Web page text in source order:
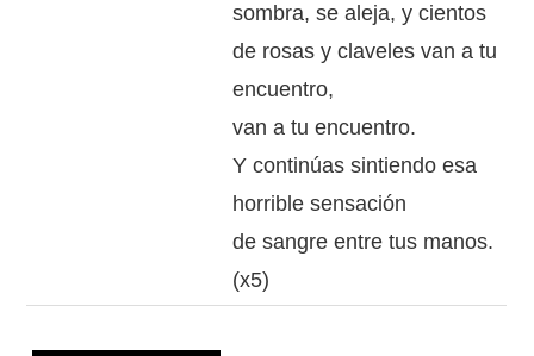
sombra, se aleja, y cientos
de rosas y claveles van a tu
encuentro,
van a tu encuentro.
Y continúas sintiendo esa
horrible sensación
de sangre entre tus manos.
(x5)